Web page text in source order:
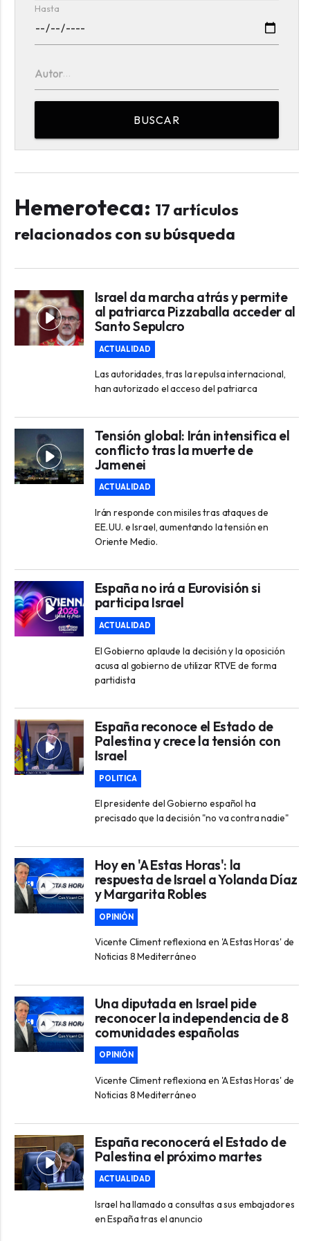
Hasta
Autor
BUSCAR
Hemeroteca: 17 artículos
relacionados con su búsqueda
Israel da marcha atrás y permite
al patriarca Pizzaballa acceder al
Santo Sepulcro
ACTUALIDAD
Las autoridades, tras la repulsa internacional,
han autorizado el acceso del patriarca
Tensión global: Irán intensifica el
conflicto tras la muerte de
Jamenei
ACTUALIDAD
Irán responde con misiles tras ataques de
EE. UU. e Israel, aumentando la tensión en
Oriente Medio.
España no irá a Eurovisión si
participa Israel
ACTUALIDAD
El Gobierno aplaude la decisión y la oposición
acusa al gobierno de utilizar RTVE de forma
partidista
España reconoce el Estado de
Palestina y crece la tensión con
Israel
POLITICA
El presidente del Gobierno español ha
precisado que la decisión "no va contra nadie"
Hoy en 'A Estas Horas': la
respuesta de Israel a Yolanda Díaz
y Margarita Robles
OPINIÓN
Vicente Climent reflexiona en 'A Estas Horas' de
Noticias 8 Mediterráneo
Una diputada en Israel pide
reconocer la independencia de 8
comunidades españolas
OPINIÓN
Vicente Climent reflexiona en 'A Estas Horas' de
Noticias 8 Mediterráneo
España reconocerá el Estado de
Palestina el próximo martes
ACTUALIDAD
Israel ha llamado a consultas a sus embajadores
en España tras el anuncio